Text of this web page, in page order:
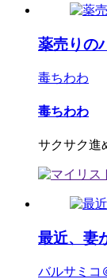
薬売りの
毒ちわわ
毒ちわわ
サクサク進
最近、妻
バルサミコ